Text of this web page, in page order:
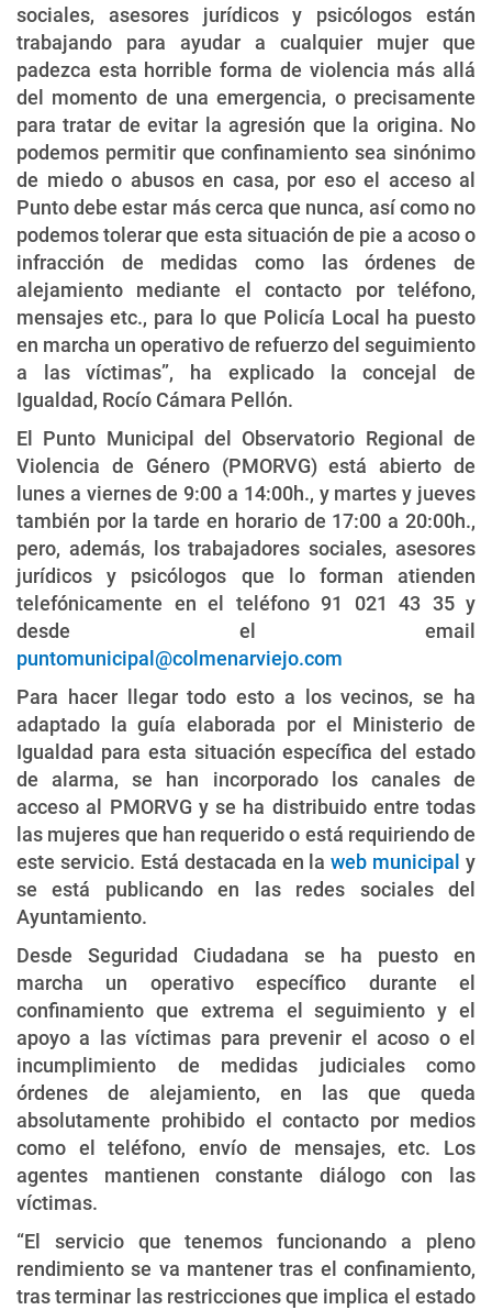
sociales, asesores jurídicos y psicólogos están
trabajando para ayudar a cualquier mujer que
padezca esta horrible forma de violencia más allá
del momento de una emergencia, o precisamente
para tratar de evitar la agresión que la origina. No
podemos permitir que confinamiento sea sinónimo
de miedo o abusos en casa, por eso el acceso al
Punto debe estar más cerca que nunca, así como no
podemos tolerar que esta situación de pie a acoso o
infracción de medidas como las órdenes de
alejamiento mediante el contacto por teléfono,
mensajes etc., para lo que Policía Local ha puesto
en marcha un operativo de refuerzo del seguimiento
a las víctimas”, ha explicado la concejal de
Igualdad, Rocío Cámara Pellón.
El Punto Municipal del Observatorio Regional de
Violencia de Género (PMORVG) está abierto de
lunes a viernes de 9:00 a 14:00h., y martes y jueves
también por la tarde en horario de 17:00 a 20:00h.,
pero, además, los trabajadores sociales, asesores
jurídicos y psicólogos que lo forman atienden
telefónicamente en el teléfono 91 021 43 35 y
desde el email
puntomunicipal@colmenarviejo.com
Para hacer llegar todo esto a los vecinos, se ha
adaptado la guía elaborada por el Ministerio de
Igualdad para esta situación específica del estado
de alarma, se han incorporado los canales de
acceso al PMORVG y se ha distribuido entre todas
las mujeres que han requerido o está requiriendo de
este servicio. Está destacada en laweb municipal y
se está publicando en las redes sociales del
Ayuntamiento.
Desde Seguridad Ciudadana se ha puesto en
marcha un operativo específico durante el
confinamiento que extrema el seguimiento y el
apoyo a las víctimas para prevenir el acoso o el
incumplimiento de medidas judiciales como
órdenes de alejamiento, en las que queda
absolutamente prohibido el contacto por medios
como el teléfono, envío de mensajes, etc. Los
agentes mantienen constante diálogo con las
víctimas.
“El servicio que tenemos funcionando a pleno
rendimiento se va mantener tras el confinamiento,
tras terminar las restricciones que implica el estado